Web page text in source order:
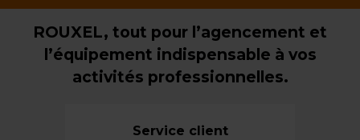
ROUXEL, tout pour l’agencement et
l’équipement indispensable à vos
activités professionnelles.
Service client